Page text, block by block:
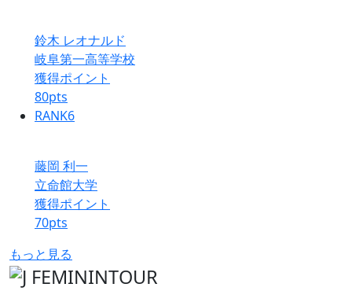
鈴木 レオナルド
岐阜第一高等学校
獲得ポイント
80pts
RANK6
藤岡 利一
立命館大学
獲得ポイント
70pts
もっと見る